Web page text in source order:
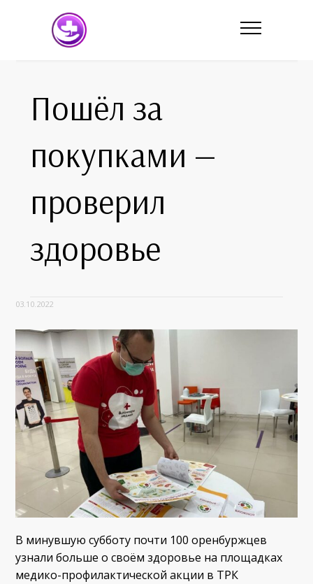
Пошёл за
покупками —
проверил
здоровье
03.10.2022
В минувшую субботу почти 100 оренбуржцев
узнали больше о своём здоровье на площадках
медико-профилактической акции в ТРК